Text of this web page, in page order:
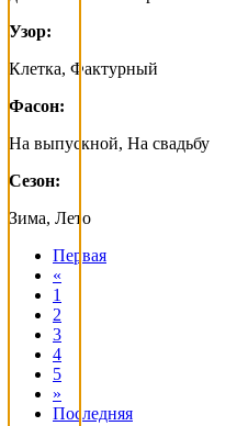
Узор:
Клетка, Фактурный
Фасон:
На выпускной, На свадьбу
Сезон:
Зима, Лето
Первая
«
1
2
3
4
5
»
Последняя